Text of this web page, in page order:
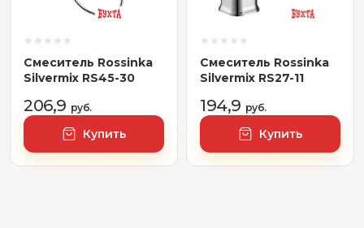
Смеситель Rossinka
Silvermix RS45-30
206,9 руб.
Купить
Смеситель Rossinka
Silvermix RS27-11
194,9 руб.
Купить